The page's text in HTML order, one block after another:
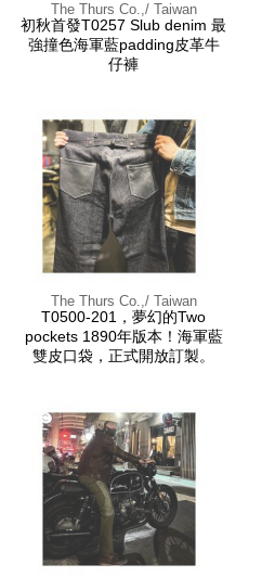
The Thurs Co.,/ Taiwan
初秋首發T0257 Slub denim 最
強撞色海軍藍padding皮革牛
仔褲
The Thurs Co.,/ Taiwan
T0500-201，夢幻的Two
pockets 1890年版本！海軍藍
雙皮口袋，正式開放訂製。